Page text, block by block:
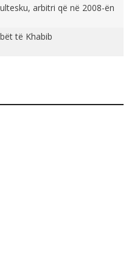
arbitri që në 2008-ën
të Khabib